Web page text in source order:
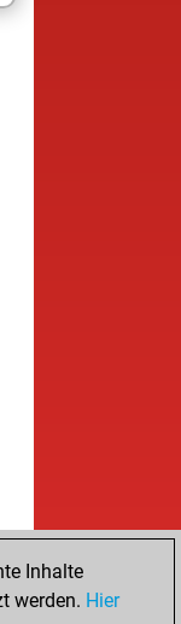
Inhalte
werden. Hier